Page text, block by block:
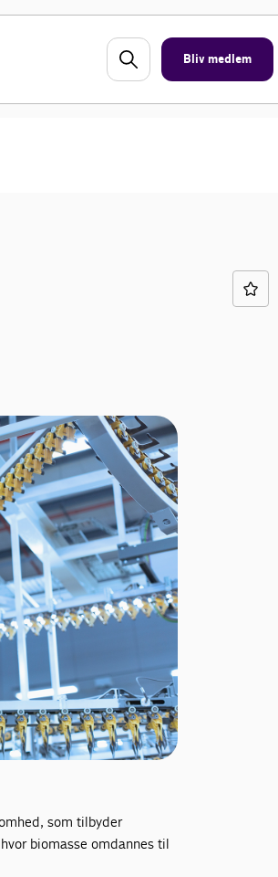
Bliv medlem
som tilbyder
biomasse omdannes til